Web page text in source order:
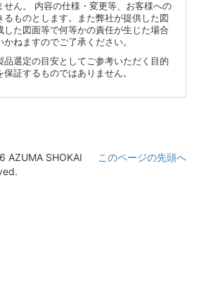
せん。 内容の仕様・変更等、お客様への
ものとします。また弊社が提供した図
した図面等で何等かの責任が生じた場合
ねますのでご了承ください。
品選定の目安としてご参考いただく目的
証するものではありません。
このページの先頭へ
SHOKAI